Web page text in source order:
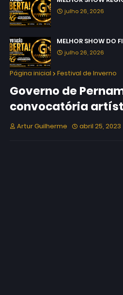
julho 26, 2026
MELHOR SHOW DO
julho 26, 2026
Página inicial Festival de Inverno
Governo de
convocatória
Artur Guilherme abril 25, 2023